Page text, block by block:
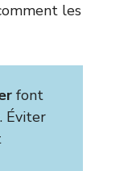
les
font
Éviter